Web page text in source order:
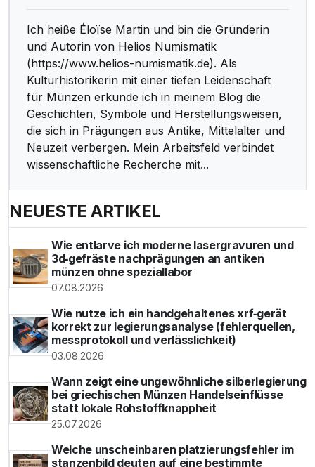
Ich heiße Éloïse Martin und bin die Gründerin
und Autorin von Helios Numismatik
(https://www.helios-numismatik.de). Als
Kulturhistorikerin mit einer tiefen Leidenschaft
für Münzen erkunde ich in meinem Blog die
Geschichten, Symbole und Herstellungsweisen,
die sich in Prägungen aus Antike, Mittelalter und
Neuzeit verbergen. Mein Arbeitsfeld verbindet
wissenschaftliche Recherche mit...
NEUESTE ARTIKEL
Wie entlarve ich moderne lasergravuren und
3d‑gefräste nachprägungen an antiken
münzen ohne speziallabor
07.08.2026
Wie nutze ich ein handgehaltenes xrf‑gerät
korrekt zur legierungsanalyse (fehlerquellen,
messprotokoll und verlässlichkeit)
03.08.2026
Wann zeigt eine ungewöhnliche silberlegierung
bei griechischen Münzen Handelseinflüsse
statt lokale Rohstoffknappheit
25.07.2026
Welche unscheinbaren platzierungsfehler im
stanzenbild deuten auf eine bestimmte